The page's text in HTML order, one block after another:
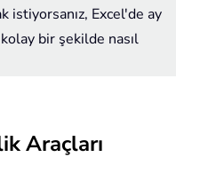
istiyorsanız, Excel'de ay
kolay bir şekilde nasıl
Araçları